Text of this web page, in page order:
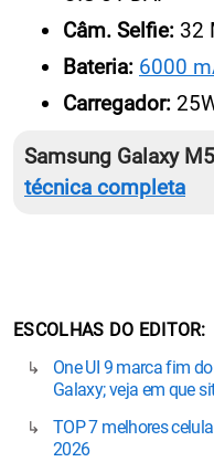
Câm. Selfie: 32
Bateria: 6000
Carregador:
Samsung Galaxy
técnica completa
ESCOLHAS DO EDITOR
One UI 9 marca fim
Galaxy; veja em que
TOP 7 melhores
2026